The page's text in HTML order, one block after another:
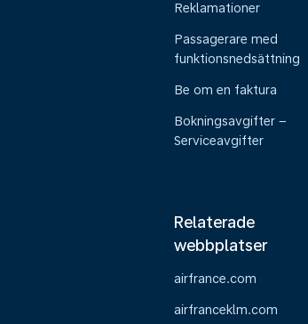
Reklamationer
Passagerare med
funktionsnedsättning
Be om en faktura
Bokningsavgifter –
Serviceavgifter
Relaterade
webbplatser
airfrance.com
airfranceklm.com